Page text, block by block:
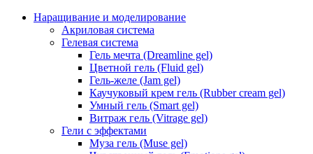
Наращивание и моделирование
Акриловая система
Гелевая система
Гель мечта (Dreamline gel)
Цветной гель (Fluid gel)
Гель-желе (Jam gel)
Каучуковый крем гель (Rubber cream gel)
Умный гель (Smart gel)
Витраж гель (Vitrage gel)
Гели с эффектами
Муза гель (Muse gel)